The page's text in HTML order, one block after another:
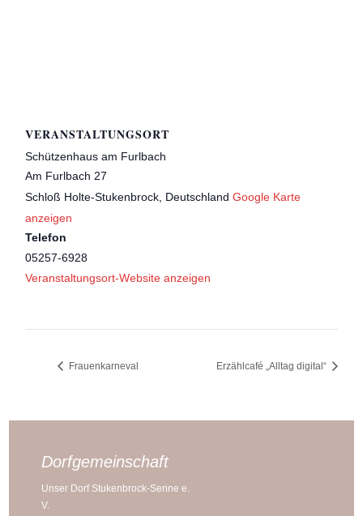
VERANSTALTUNGSORT
Schützenhaus am Furlbach
Am Furlbach 27
Schloß Holte-Stukenbrock Deutschland Google Karte
anzeigen
Telefon
05257-6928
Veranstaltungsort-Website anzeigen
Frauenkarneval Erzählcafé „Alltag digital“
Dorfgemeinschaft
Unser Dorf Stukenbrock-Senne e.
V.